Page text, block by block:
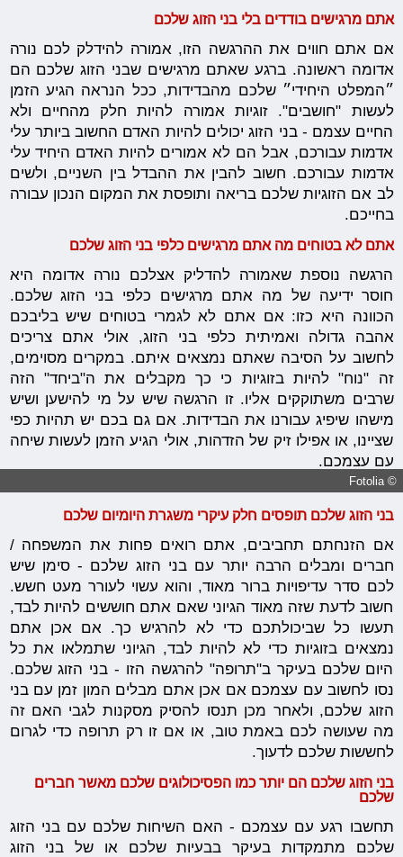
אתם מרגישים בודדים בלי בני הזוג שלכם
אם אתם חווים את ההרגשה הזו, אמורה להידלק לכם נורה
אדומה ראשונה. ברגע שאתם מרגישים שבני הזוג שלכם הם
״המפלט היחידי״ שלכם מהבדידות, ככל הנראה הגיע הזמן
לעשות "חושבים". זוגיות אמורה להיות חלק מהחיים ולא
החיים עצמם - בני הזוג יכולים להיות האדם החשוב ביותר עלי
אדמות עבורכם, אבל הם לא אמורים להיות האדם היחיד עלי
אדמות עבורכם. חשוב להבין את ההבדל בין השניים, ולשים
לב אם הזוגיות שלכם בריאה ותופסת את המקום הנכון עבורה
בחייכם.
אתם לא בטוחים מה אתם מרגישים כלפי בני הזוג שלכם
הרגשה נוספת שאמורה להדליק אצלכם נורה אדומה היא
חוסר ידיעה של מה אתם מרגישים כלפי בני הזוג שלכם.
הכוונה היא כזו: אם אתם לא לגמרי בטוחים שיש בליבכם
אהבה גדולה ואמיתית כלפי בני הזוג, אולי אתם צריכים
לחשוב על הסיבה שאתם נמצאים איתם. במקרים מסוימים,
זה "נוח" להיות בזוגיות כי כך מקבלים את ה"ביחד" הזה
שרבים משתוקקים אליו. זו הרגשה שיש על מי להישען ושיש
מישהו שיפיג עבורנו את הבדידות. אם גם בכם יש תהיות כפי
שציינו, או אפילו זיק של הזדהות, אולי הגיע הזמן לעשות שיחה
עם עצמכם.
© Fotolia
בני הזוג שלכם תופסים חלק עיקרי משגרת היומיום שלכם
אם הזנחתם תחביבים, אתם רואים פחות את המשפחה /
חברים ומבלים הרבה יותר עם בני הזוג שלכם - סימן שיש
לכם סדר עדיפויות ברור מאוד, והוא עשוי לעורר מעט חשש.
חשוב לדעת שזה מאוד הגיוני שאם אתם חוששים להיות לבד,
תעשו כל שביכולתכם כדי לא להרגיש כך. אם אכן אתם
נמצאים בזוגיות כדי לא להיות לבד, הגיוני שתמלאו את כל
היום שלכם בעיקר ב"תרופה" להרגשה הזו - בני הזוג שלכם.
נסו לחשוב עם עצמכם אם אכן אתם מבלים המון זמן עם בני
הזוג שלכם, ולאחר מכן תנסו להסיק מסקנות לגבי האם זה
מה שעושה לכם באמת טוב, או אם זו רק תרופה כדי לגרום
לחששות שלכם לדעוך.
בני הזוג שלכם הם יותר כמו הפסיכולוגים שלכם מאשר חברים
שלכם
תחשבו רגע עם עצמכם - האם השיחות שלכם עם בני הזוג
שלכם מתמקדות בעיקר בבעיות שלכם או של בני הזוג